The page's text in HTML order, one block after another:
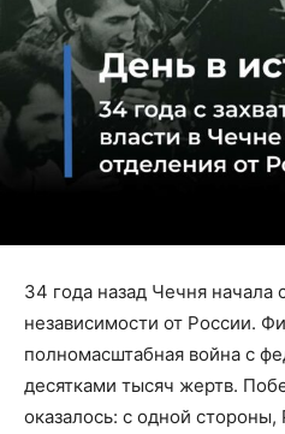
34 года назад Чечня начала
независимости от России.
полномасштабная война с
десятками тысяч жертв.
оказалось: с одной стороны,